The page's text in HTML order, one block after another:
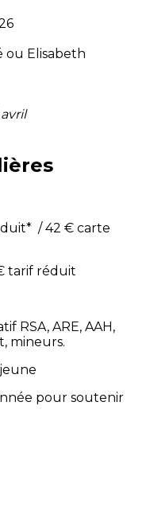
ou Elisabeth
/ 42 € carte
tarif réduit
RSA, ARE, AAH,
mineurs.
pour soutenir